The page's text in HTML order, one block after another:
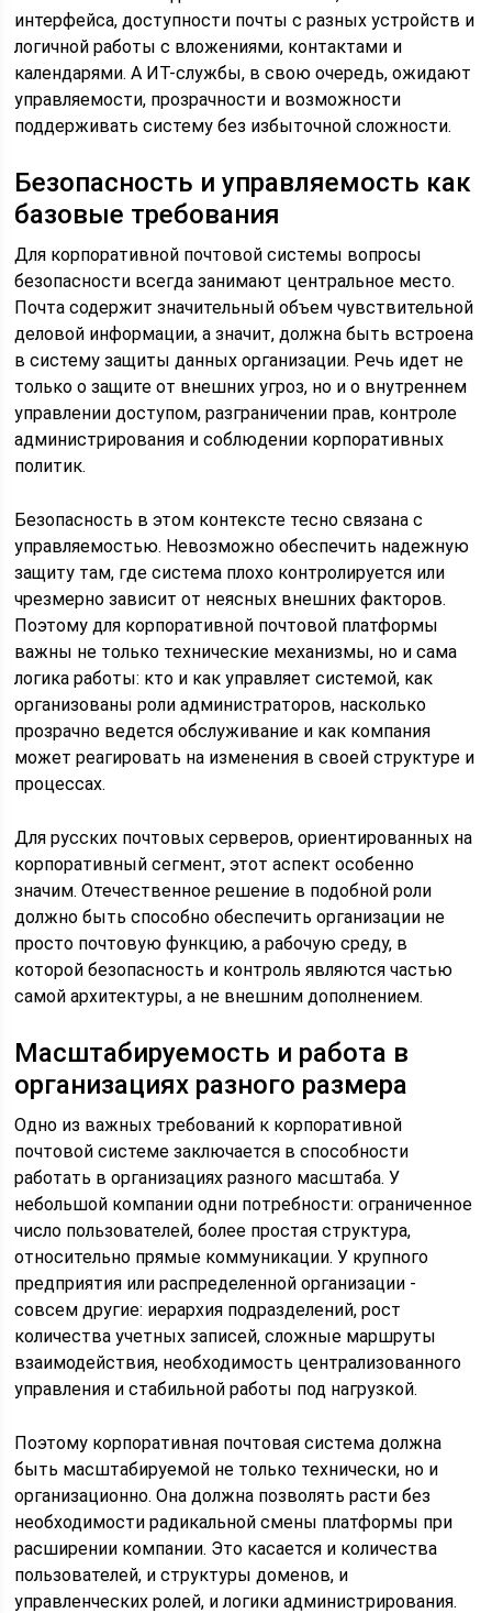
интерфейса, доступности почты с разных устройств и
логичной работы с вложениями, контактами и
календарями. А ИТ-службы, в свою очередь, ожидают
управляемости, прозрачности и возможности
поддерживать систему без избыточной сложности.
Безопасность и управляемость как
базовые требования
Для корпоративной почтовой системы вопросы
безопасности всегда занимают центральное место.
Почта содержит значительный объем чувствительной
деловой информации, а значит, должна быть встроена
в систему защиты данных организации. Речь идет не
только о защите от внешних угроз, но и о внутреннем
управлении доступом, разграничении прав, контроле
администрирования и соблюдении корпоративных
политик.
Безопасность в этом контексте тесно связана с
управляемостью. Невозможно обеспечить надежную
защиту там, где система плохо контролируется или
чрезмерно зависит от неясных внешних факторов.
Поэтому для корпоративной почтовой платформы
важны не только технические механизмы, но и сама
логика работы: кто и как управляет системой, как
организованы роли администраторов, насколько
прозрачно ведется обслуживание и как компания
может реагировать на изменения в своей структуре и
процессах.
Для русских почтовых серверов, ориентированных на
корпоративный сегмент, этот аспект особенно
значим. Отечественное решение в подобной роли
должно быть способно обеспечить организации не
просто почтовую функцию, а рабочую среду, в
которой безопасность и контроль являются частью
самой архитектуры, а не внешним дополнением.
Масштабируемость и работа в
организациях разного размера
Одно из важных требований к корпоративной
почтовой системе заключается в способности
работать в организациях разного масштаба. У
небольшой компании одни потребности: ограниченное
число пользователей, более простая структура,
относительно прямые коммуникации. У крупного
предприятия или распределенной организации -
совсем другие: иерархия подразделений, рост
количества учетных записей, сложные маршруты
взаимодействия, необходимость централизованного
управления и стабильной работы под нагрузкой.
Поэтому корпоративная почтовая система должна
быть масштабируемой не только технически, но и
организационно. Она должна позволять расти без
необходимости радикальной смены платформы при
расширении компании. Это касается и количества
пользователей, и структуры доменов, и
управленческих ролей, и логики администрирования.